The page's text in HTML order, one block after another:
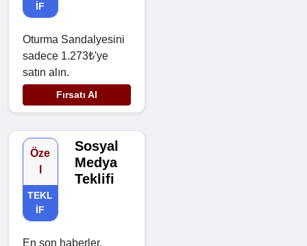
IF
Oturma Sandalyesini
sadece 1.273₺'ye
satın alın.
Fırsatı Al
Öze
TEKL
IF
Sosyal
Medya
Teklifi
En son haberler,